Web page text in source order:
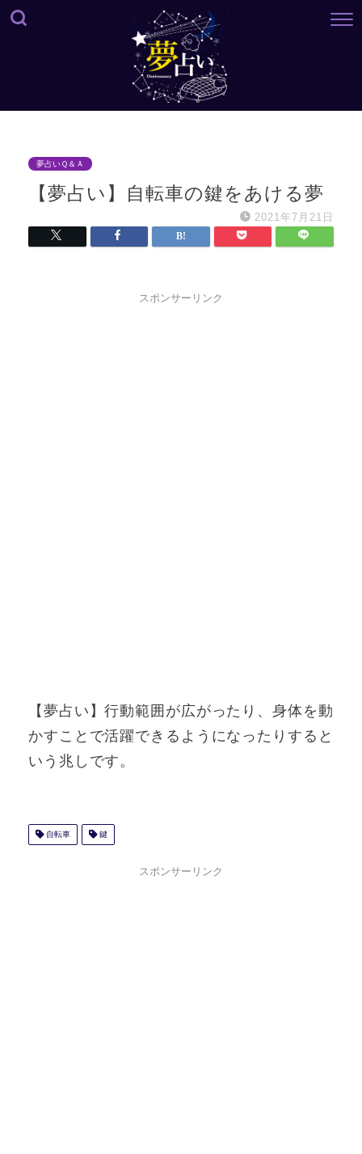
夢占いＱ＆Ａ
【夢占い】自転車の鍵をあける夢
2021年7月21日
スポンサーリンク
【夢占い】行動範囲が広がったり、身体を動
かすことで活躍できるようになったりすると
いう兆しです。
自転車 鍵
スポンサーリンク